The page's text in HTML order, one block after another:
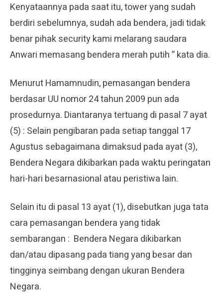
Kenyataannya pada saat itu, tower yang sudah
berdiri sebelumnya, sudah ada bendera, jadi tidak
benar pihak security kami melarang saudara
Anwari memasang bendera merah putih ” kata dia.
Menurut Hamamnudin, pemasangan bendera
berdasar UU nomor 24 tahun 2009 pun ada
prosedurnya. Diantaranya tertuang di pasal 7 ayat
(5) : Selain pengibaran pada setiap tanggal 17
Agustus sebagaimana dimaksud pada ayat (3),
Bendera Negara dikibarkan pada waktu peringatan
hari-hari besarnasional atau peristiwa lain.
Selain itu di pasal 13 ayat (1), disebutkan juga tata
cara pemasangan bendera yang tidak
sembarangan : Bendera Negara dikibarkan
dan/atau dipasang pada tiang yang besar dan
tingginya seimbang dengan ukuran Bendera
Negara.